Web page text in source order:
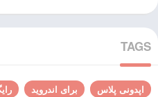
TAGS
اپدونی پلاس برای اندروید